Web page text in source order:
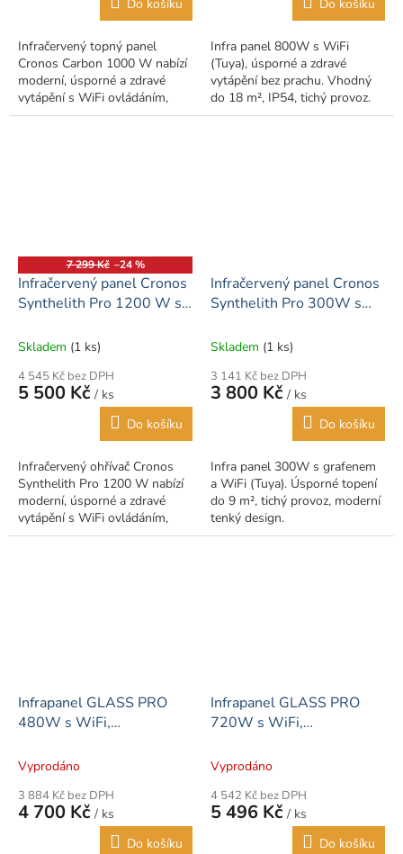
Do košíku
Infračervený topný panel
Cronos Carbon 1000 W nabízí
moderní, úsporné a zdravé
vytápění s WiFi ovládáním,
termostatem a elegantním
Do košíku
Infra panel 800W s WiFi
(Tuya), úsporné a zdravé
vytápění bez prachu. Vhodný
do 18 m², IP54, tichý provoz.
7 299 Kč –24 %
Infračervený panel Cronos
Synthelith Pro 1200 W s
Skladem (1 ks)
4 545 Kč bez DPH
5 500 Kč / ks
Do košíku
Infračervený ohřívač Cronos
Synthelith Pro 1200 W nabízí
moderní, úsporné a zdravé
vytápění s WiFi ovládáním,
dálkovým ovladačem a
Infračervený panel Cronos
Synthelith Pro 300W s
Skladem (1 ks)
3 141 Kč bez DPH
3 800 Kč / ks
Do košíku
Infra panel 300W s grafenem
a WiFi (Tuya). Úsporné topení
do 9 m², tichý provoz, moderní
tenký design.
Infrapanel GLASS PRO
480W s WiFi,
ovládáním
Vyprodáno
3 884 Kč bez DPH
4 700 Kč / ks
Do košíku
Infrapanel GLASS PRO
720W s WiFi,
ovládáním
Vyprodáno
4 542 Kč bez DPH
5 496 Kč / ks
Do košíku